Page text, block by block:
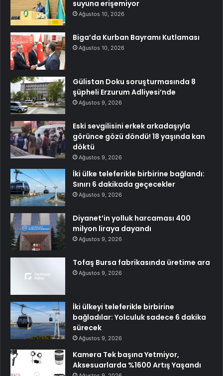
suyuna erişemiyor
Ağustos 10, 2026
Biga’da Kurban Bayramı Kutlaması
Ağustos 10, 2026
Gülistan Doku soruşturmasında 8
şüpheli Erzurum Adliyesi’nde
Ağustos 9, 2026
Eski sevgilisini erkek arkadaşıyla
görünce gözü döndü! 18 yaşında kan
döktü
Ağustos 9, 2026
İki ülke teleferikle birbirine bağlandı:
Sınırı 6 dakikada geçecekler
Ağustos 9, 2026
Diyanet’in yolluk harcaması 400
milyon liraya dayandı
Ağustos 9, 2026
Tofaş Bursa fabrikasında üretime ara
Ağustos 9, 2026
İki ülkeyi teleferikle birbirine
bağladılar: Yolculuk sadece 6 dakika
sürecek
Ağustos 9, 2026
Kamera Tek başına Yetmiyor,
Aksesuarlarda %1600 Artış Yaşandı